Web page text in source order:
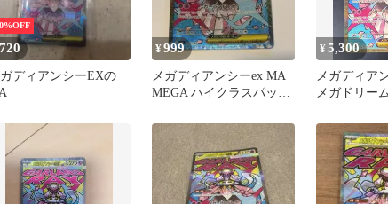
720
ガディアンシーEXの
¥999
メガディアンシーex MA
MEGA ハイクラスパック
¥5,300
メガディア
メガドリー